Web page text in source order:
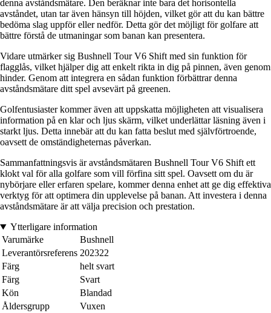
denna avståndsmätare. Den beräknar inte bara det horisontella
avståndet, utan tar även hänsyn till höjden, vilket gör att du kan bättre
bedöma slag uppför eller nedför. Detta gör det möjligt för golfare att
bättre förstå de utmaningar som banan kan presentera.
Vidare utmärker sig Bushnell Tour V6 Shift med sin funktion för
flagglås, vilket hjälper dig att enkelt rikta in dig på pinnen, även genom
hinder. Genom att integrera en sådan funktion förbättrar denna
avståndsmätare ditt spel avsevärt på greenen.
Golfentusiaster kommer även att uppskatta möjligheten att visualisera
information på en klar och ljus skärm, vilket underlättar läsning även i
starkt ljus. Detta innebär att du kan fatta beslut med självförtroende,
oavsett de omständigheternas påverkan.
Sammanfattningsvis är avståndsmätaren Bushnell Tour V6 Shift ett
klokt val för alla golfare som vill förfina sitt spel. Oavsett om du är
nybörjare eller erfaren spelare, kommer denna enhet att ge dig effektiva
verktyg för att optimera din upplevelse på banan. Att investera i denna
avståndsmätare är att välja precision och prestation.
Ytterligare information
Varumärke
Bushnell
Leverantörsreferens 202322
Färg
helt svart
Färg
Svart
Kön
Blandad
Åldersgrupp
Vuxen